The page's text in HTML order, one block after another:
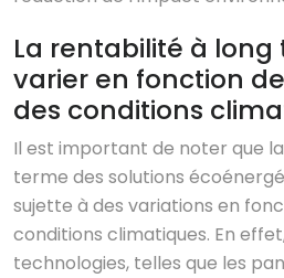
La rentabilité à
varier en fonction
des conditions
Il est important de noter que
terme des solutions
sujette à des variations en
conditions climatiques. En
technologies, telles que les